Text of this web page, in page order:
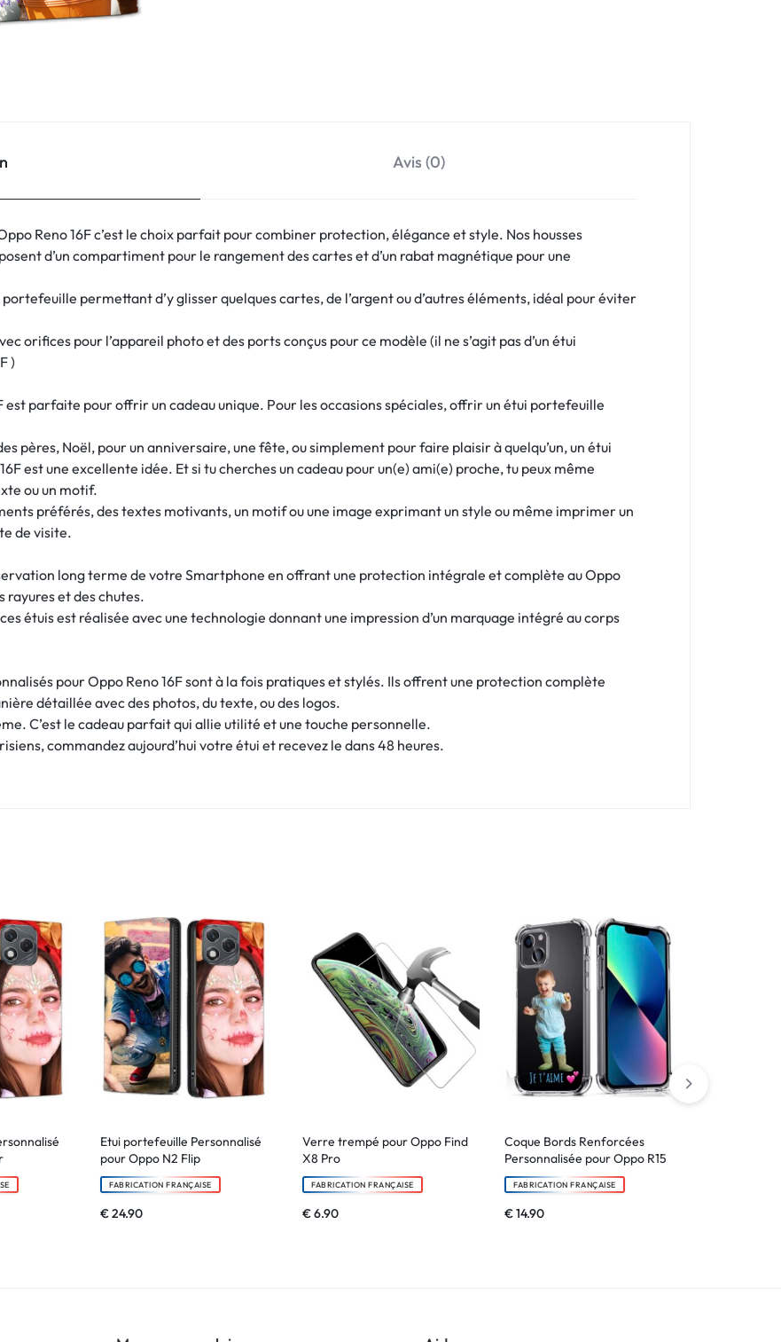
Avis (0)
Reno 16F c’est le choix parfait pour combiner protection, élégance et style. Nos housses
d’un compartiment pour le rangement des cartes et d’un rabat magnétique pour une
permettant d’y glisser quelques cartes, de l’argent ou d’autres éléments, idéal pour éviter
orifices pour l’appareil photo et des ports conçus pour ce modèle (il ne s’agit pas d’un étui
)
est parfaite pour offrir un cadeau unique. Pour les occasions spéciales, offrir un étui portefeuille
pères, Noël, pour un anniversaire, une fête, ou simplement pour faire plaisir à quelqu’un, un étui
est une excellente idée. Et si tu cherches un cadeau pour un(e) ami(e) proche, tu peux même
ou un motif.
préférés, des textes motivants, un motif ou une image exprimant un style ou même imprimer un
de visite.
long terme de votre Smartphone en offrant une protection intégrale et complète au Oppo
rayures et des chutes.
étuis est réalisée avec une technologie donnant une impression d’un marquage intégré au corps
pour Oppo Reno 16F sont à la fois pratiques et stylés. Ils offrent une protection complète
détaillée avec des photos, du texte, ou des logos.
C’est le cadeau parfait qui allie utilité et une touche personnelle.
commandez aujourd’hui votre étui et recevez le dans 48 heures.
Etui portefeuille Personnalisé
pour Oppo N2 Flip
FABRICATION FRANÇAISE
€24.90
Verre trempé pour Oppo Find
X8 Pro
FABRICATION FRANÇAISE
€6.90
Coque Bords Renforcées
Personnalisée pour Oppo R15
FABRICATION FRANÇAISE
€14.90